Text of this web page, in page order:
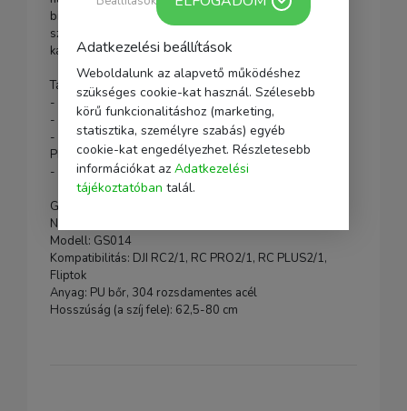
biztosítja a rögzítés stabilitását a szögtől függetlenül, a
szilikonbetétek pedig megvédik a vezérlő tokját a
karcolásoktól.
Tartalmazza a:
- Sunnylife nyakpánt
- 304 rozsdamentes acélból készült fémhorgok x2
- M4×8-as rögzítőcsavarok (DJI RC2/1, RC PRO, RC
PLUS2/1 modellekhez) x2
- M4×6-os rögzítőcsavarok (DJI RC PRO 2 számára) x2
Gyártó: Sunnylife
Név: Sunnylife kényelmes nyakpánt
Modell: GS014
Kompatibilitás: DJI RC2/1, RC PRO2/1, RC PLUS2/1,
Fliptok
Anyag: PU bőr, 304 rozsdamentes acél
Hosszúság (a szíj fele): 62,5-80 cm
Adatkezelési beállítások
Weboldalunk az alapvető működéshez
szükséges cookie-kat használ. Szélesebb
körű funkcionalitáshoz (marketing,
statisztika, személyre szabás) egyéb
cookie-kat engedélyezhet. Részletesebb
információkat az Adatkezelési
tájékoztatóban talál.